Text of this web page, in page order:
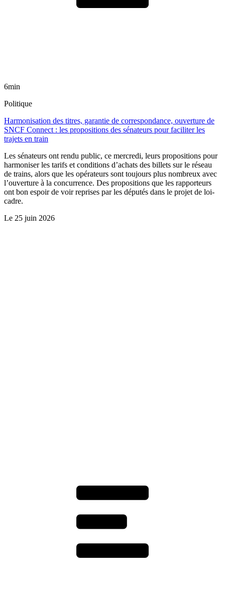
6min
Politique
Harmonisation des titres, garantie de correspondance, ouverture de
SNCF Connect : les propositions des sénateurs pour faciliter les
trajets en train
Les sénateurs ont rendu public, ce mercredi, leurs propositions pour
harmoniser les tarifs et conditions d’achats des billets sur le réseau
de trains, alors que les opérateurs sont toujours plus nombreux avec
l’ouverture à la concurrence. Des propositions que les rapporteurs
ont bon espoir de voir reprises par les députés dans le projet de loi-
cadre.
Le 25 juin 2026